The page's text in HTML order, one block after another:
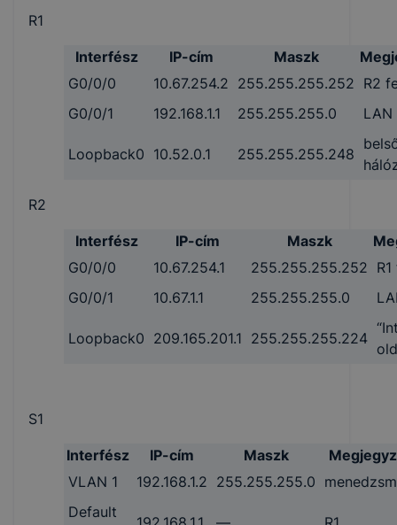
R1
Interfész IP-cím Maszk
G0/0/0
10.67.254.2 255.255.255.252 R2
G0/0/1
192.168.1.1 255.255.255.0 LAN
Loopback0 10.52.0.1 255.255.255.248
R2
Interfész IP-cím Maszk
G0/0/0
10.67.254.1 255.255.255.252
G0/0/1
10.67.1.1 255.255.255.0
Loopback0 209.165.201.1 255.255.255.224
S1
Interfész IP-cím Maszk
VLAN 1
192.168.1.2 255.255.255.0
Default